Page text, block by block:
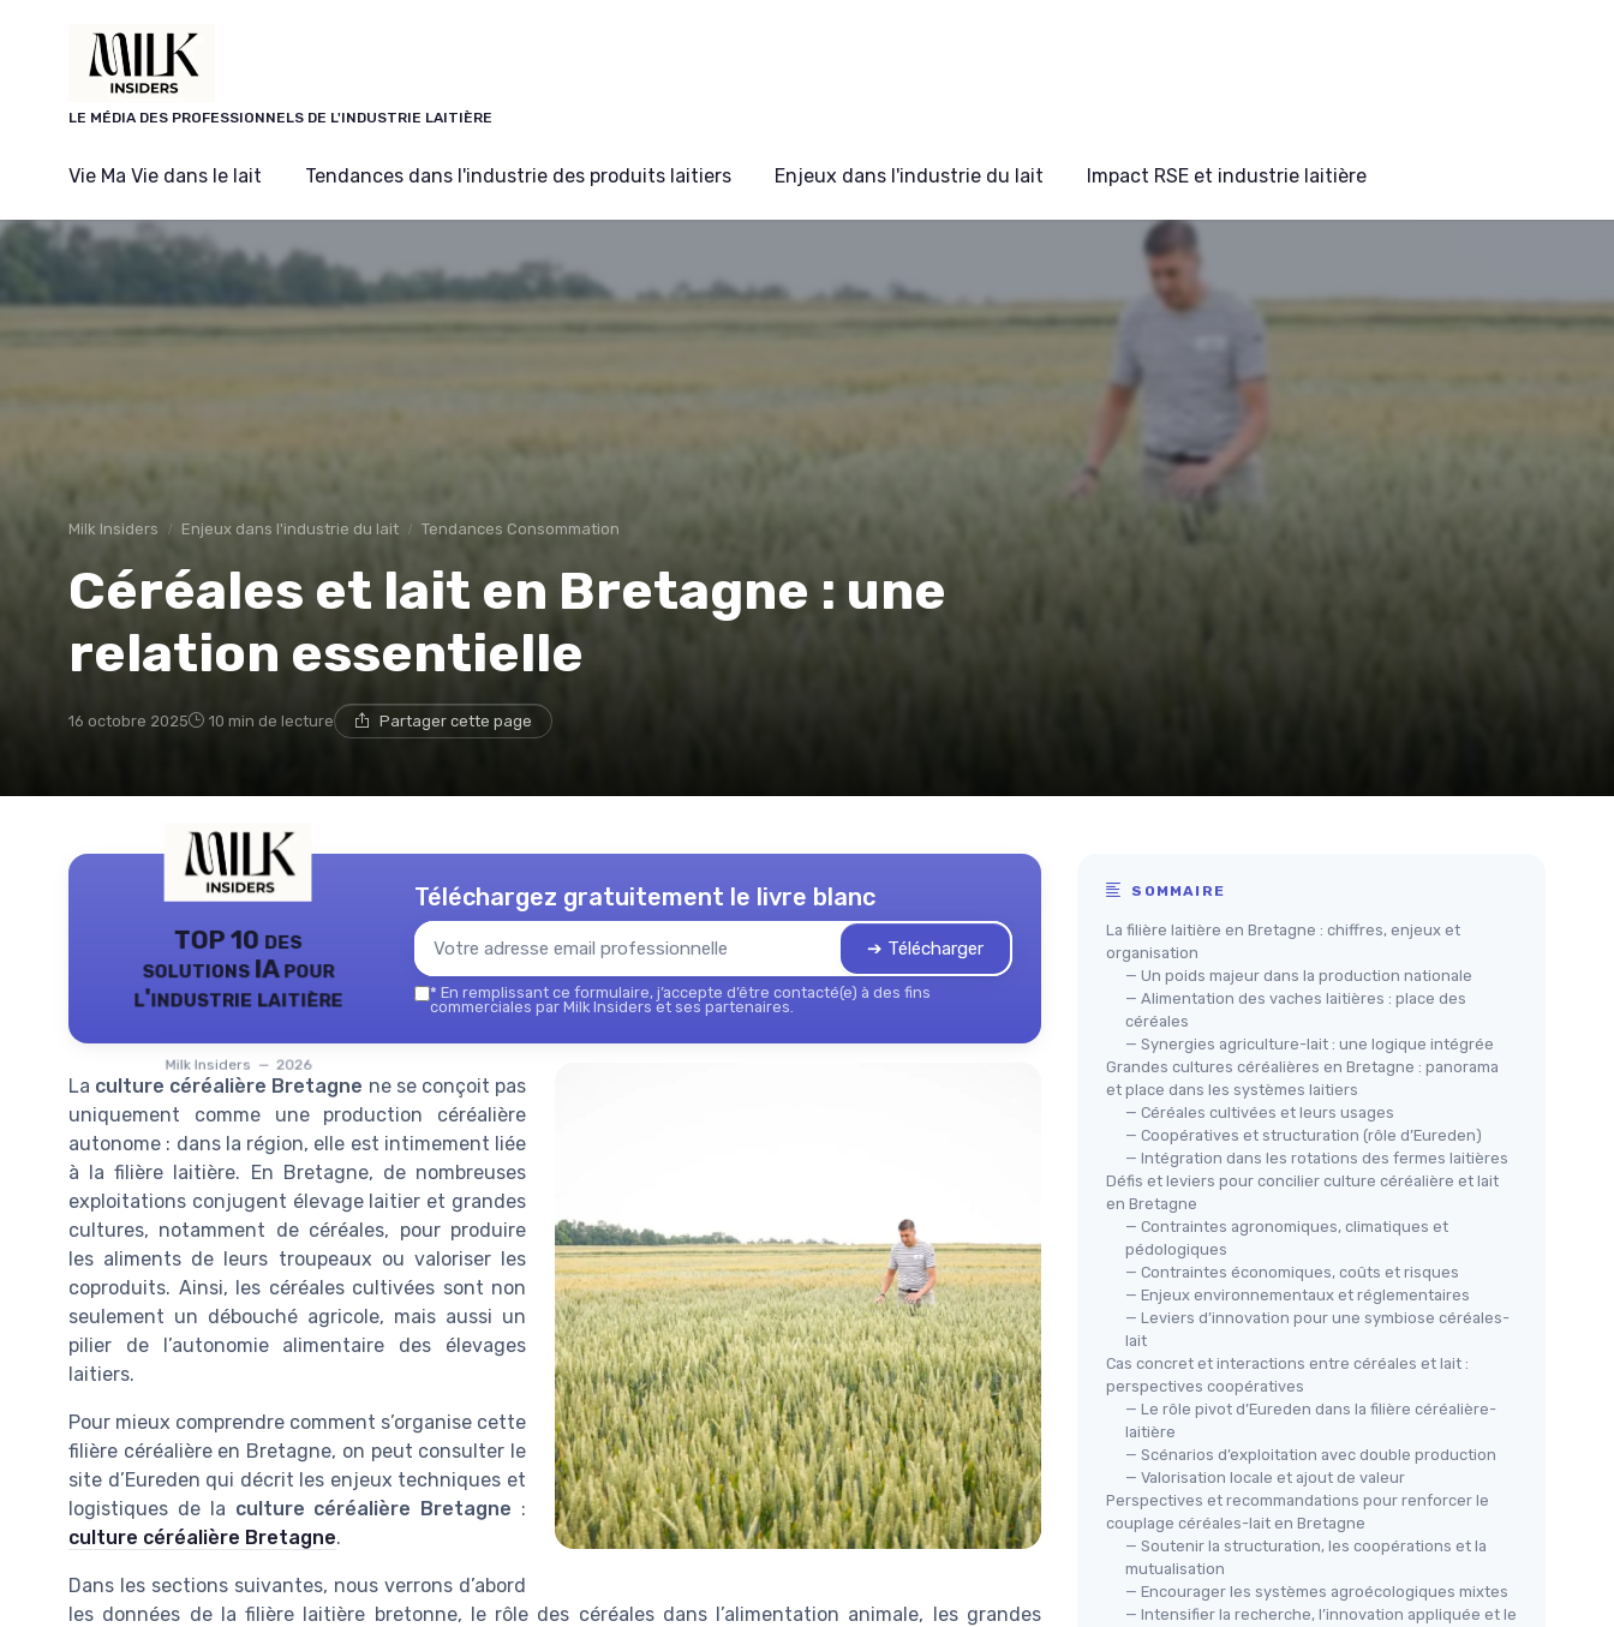
LE MÉDIA DES PROFESSIONNELS DE L'INDUSTRIE LAITIÈRE
Vie Ma Vie dans le lait Tendances dans l'industrie des produits laitiers Enjeux dans l'industrie du lait Impact RSE et industrie laitière
Milk Insiders Enjeux dans l'industrie du lait Tendances Consommation
Céréales et lait en Bretagne : une
relation essentielle
16 octobre 2025 10 min de lecture Partager cette page
TOP 10 des
solutions IA pour
l'industrie laitière
Milk Insiders — 2026
Téléchargez gratuitement le livre blanc
➔ Télécharger
* En remplissant ce formulaire, j’accepte d’être contacté(e) à des fins
commerciales par Milk Insiders et ses partenaires.
La culture céréalière Bretagne ne se conçoit pas
uniquement comme une production céréalière
autonome : dans la région, elle est intimement liée
à la filière laitière. En Bretagne, de nombreuses
exploitations conjugent élevage laitier et grandes
cultures, notamment de céréales, pour produire
les aliments de leurs troupeaux ou valoriser les
coproduits. Ainsi, les céréales cultivées sont non
seulement un débouché agricole, mais aussi un
pilier de l’autonomie alimentaire des élevages
laitiers.
Pour mieux comprendre comment s’organise cette
filière céréalière en Bretagne, on peut consulter le
site d’Eureden qui décrit les enjeux techniques et
logistiques de la culture céréalière Bretagne :
culture céréalière Bretagne.
Dans les sections suivantes, nous verrons d’abord
les données de la filière laitière bretonne, le rôle des céréales dans l’alimentation animale, les grandes
SOMMAIRE
La filière laitière en Bretagne : chiffres, enjeux et
organisation
— Un poids majeur dans la production nationale
— Alimentation des vaches laitières : place des
céréales
— Synergies agriculture-lait : une logique intégrée
Grandes cultures céréalières en Bretagne : panorama
et place dans les systèmes laitiers
— Céréales cultivées et leurs usages
— Coopératives et structuration (rôle d’Eureden)
— Intégration dans les rotations des fermes laitières
Défis et leviers pour concilier culture céréalière et lait
en Bretagne
— Contraintes agronomiques, climatiques et
pédologiques
— Contraintes économiques, coûts et risques
— Enjeux environnementaux et réglementaires
— Leviers d’innovation pour une symbiose céréales-
lait
Cas concret et interactions entre céréales et lait :
perspectives coopératives
— Le rôle pivot d’Eureden dans la filière céréalière-
laitière
— Scénarios d’exploitation avec double production
— Valorisation locale et ajout de valeur
Perspectives et recommandations pour renforcer le
couplage céréales-lait en Bretagne
— Soutenir la structuration, les coopérations et la
mutualisation
— Encourager les systèmes agroécologiques mixtes
— Intensifier la recherche, l’innovation appliquée et le